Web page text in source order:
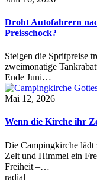
Droht Autofahrern
Preisschock?
Steigen die Spritpreise
zweimonatige
Ende Juni…
Mai 12, 2026
Wenn die Kirche ihr
Die Campingkirche lädt
Zelt und Himmel ein
Freiheit –…
radial